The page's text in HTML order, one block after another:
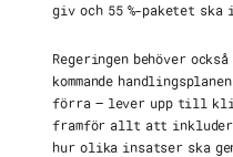
giv och 55 %-paketet ska
Regeringen behöver
kommande
förra – lever upp till
framför allt att
hur olika insatser ska